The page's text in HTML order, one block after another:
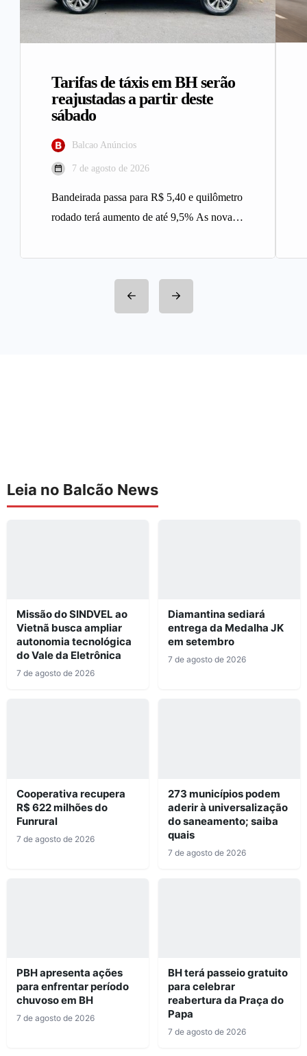
Tarifas de táxis em BH serão
reajustadas a partir deste
sábado
Balcao Anúncios
7 de agosto de 2026
Bandeirada passa para R$ 5,40 e quilômetro
rodado terá aumento de até 9,5% As novas
Leia no Balcão News
Missão do SINDVEL ao
Vietnã busca ampliar
autonomia tecnológica
do Vale da Eletrônica
7 de agosto de 2026
Diamantina sediará
entrega da Medalha JK
em setembro
7 de agosto de 2026
Cooperativa recupera
R$ 622 milhões do
Funrural
7 de agosto de 2026
273 municípios podem
aderir à universalização
do saneamento; saiba
quais
7 de agosto de 2026
PBH apresenta ações
para enfrentar período
chuvoso em BH
7 de agosto de 2026
BH terá passeio gratuito
para celebrar
reabertura da Praça do
Papa
7 de agosto de 2026